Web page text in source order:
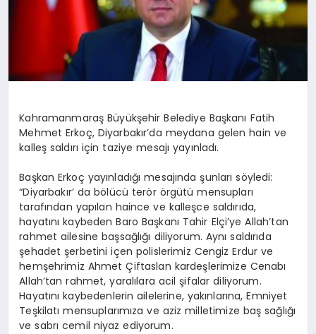
Kahramanmaraş Büyükşehir Belediye Başkanı Fatih
Mehmet Erkoç, Diyarbakır’da meydana gelen hain ve
kalleş saldırı için taziye mesajı yayınladı.
Başkan Erkoç yayınladığı mesajında şunları söyledi:
“Diyarbakır’ da bölücü terör örgütü mensupları
tarafından yapılan haince ve kalleşce saldırıda,
hayatını kaybeden Baro Başkanı Tahir Elçi’ye Allah’tan
rahmet ailesine başsağlığı diliyorum. Aynı saldırıda
şehadet şerbetini içen polislerimiz Cengiz Erdur ve
hemşehrimiz Ahmet Çiftaslan kardeşlerimize Cenabı
Allah’tan rahmet, yaralılara acil şifalar diliyorum.
Hayatını kaybedenlerin ailelerine, yakınlarına, Emniyet
Teşkilatı mensuplarımıza ve aziz milletimize baş sağlığı
ve sabrı cemil niyaz ediyorum.